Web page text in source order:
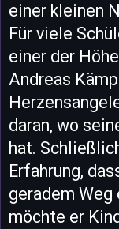
einer kleinen
Für viele
einer der
Andreas
daran, wo
hat.
Erfahrung,
geradem
möchte er